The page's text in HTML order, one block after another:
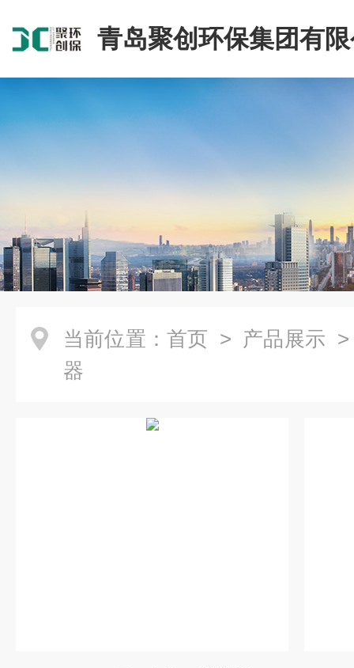
青岛聚创环保集团有
当前位置： 首页 > 产品展示
器